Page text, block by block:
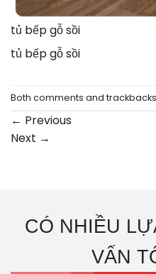
tủ bếp gỗ sồi
tủ bếp gỗ sồi
Both comments and
← Previous
Next →
CÓ NHIỀU
VẤN